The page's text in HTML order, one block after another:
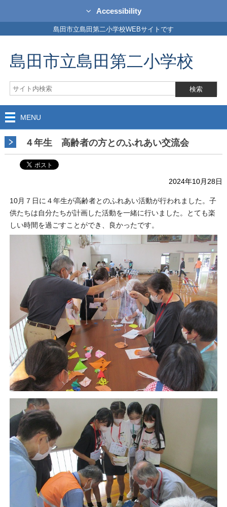
Accessibility
島田市立島田第二小学校WEBサイトです
島田市立島田第二小学校
MENU
４年生 高齢者の方とのふれあい交流会
2024年10月28日
10月７日に４年生が高齢者とのふれあい活動が行われました。子
供たちは自分たちが計画した活動を一緒に行いました。とても楽
しい時間を過ごすことができ、良かったです。